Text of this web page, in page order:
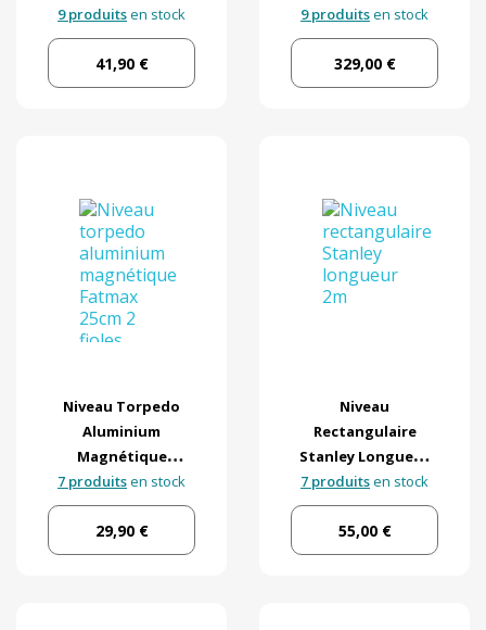
9 produitsen stock
41,90 €
9 produitsen stock
329,00 €
Niveau Torpedo
Aluminium
Magnétique
Stanley Fatmax
7 produitsen stock
29,90 €
Niveau
Rectangulaire
Stanley Longueur
2m
7 produitsen stock
55,00 €